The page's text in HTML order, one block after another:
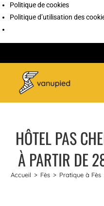
Politique de cookies
Politique d’utilisation des
HÔTEL PAS
À PARTIR DE
Accueil > Fès > Pratique à Fès